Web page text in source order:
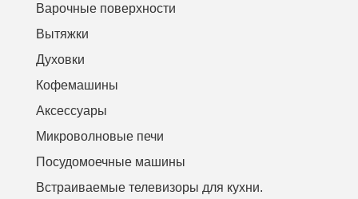
Варочные поверхности
Вытяжки
Духовки
Кофемашины
Аксессуары
Микроволновые печи
Посудомоечные машины
Встраиваемые телевизоры для кухни.